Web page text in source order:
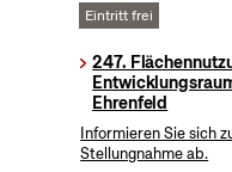
Eintritt frei
247.
Ehrenfeld
Informieren Sie sich
Stellungnahme ab.